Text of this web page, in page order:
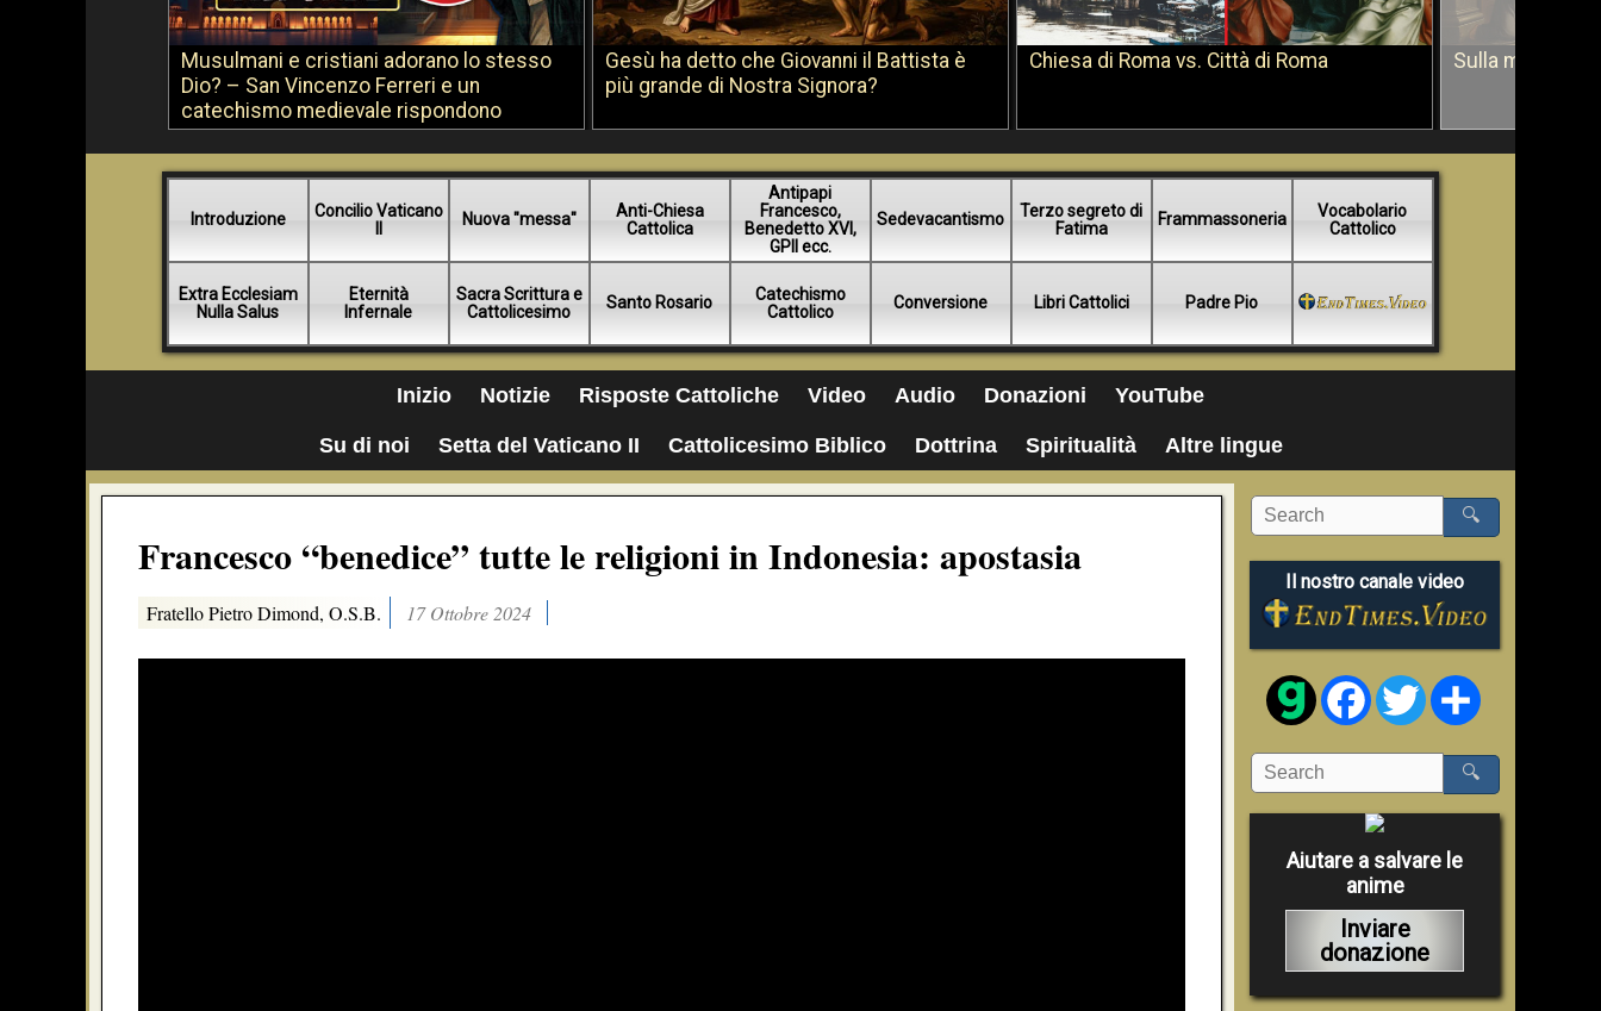
Musulmani e cristiani adorano lo stesso
Dio? – San Vincenzo Ferreri e un
catechismo medievale rispondono
Gesù ha detto che Giovanni il Battista è
più grande di Nostra Signora?
Chiesa di Roma vs. Città di Roma Sulla morte di
Introduzione
Concilio Vaticano
Nuova "messa"
Anti-Chiesa
Cattolica
Antipapi
Francesco,
Benedetto XVI,
GPII ecc.
Sedevacantismo
Terzo segreto di
Fatima
Frammassoneria
Vocabolario
Cattolico
Extra Ecclesiam
Nulla Salus
Eternità
Infernale
Sacra Scrittura e
Cattolicesimo
Santo Rosario
Catechismo
Cattolico
Conversione Libri Cattolici Padre Pio
Inizio Notizie Risposte Cattoliche Video Audio Donazioni YouTube
Su di noi Setta del Vaticano II Cattolicesimo Biblico Dottrina Spiritualità Altre lingue
Francesco “benedice” tutte le religioni in Indonesia: apostasia
Fratello Pietro Dimond, O.S.B. 17 Ottobre 2024
🔍
Il nostro canale video
FacebookTwitter
🔍
Aiutare a salvare le
anime
Inviare
donazione